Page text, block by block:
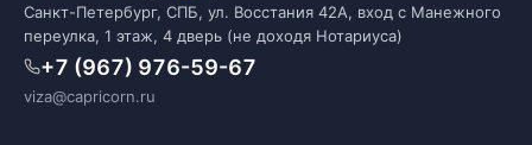
Санкт-Петербург, СПБ, ул. Восстания 42А, вход с Манежного
переулка, 1 этаж, 4 дверь (не доходя Нотариуса)
+7 (967) 976-59-67
viza@capricorn.ru